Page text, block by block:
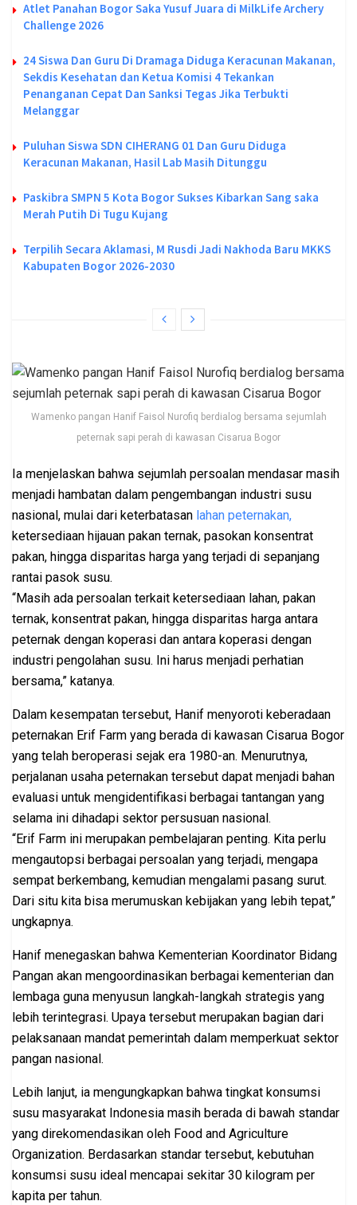
Atlet Panahan Bogor Saka Yusuf Juara di MilkLife Archery
Challenge 2026
24 Siswa Dan Guru Di Dramaga Diduga Keracunan Makanan,
Sekdis Kesehatan dan Ketua Komisi 4 Tekankan
Penanganan Cepat Dan Sanksi Tegas Jika Terbukti
Melanggar
Puluhan Siswa SDN CIHERANG 01 Dan Guru Diduga
Keracunan Makanan, Hasil Lab Masih Ditunggu
Paskibra SMPN 5 Kota Bogor Sukses Kibarkan Sang saka
Merah Putih Di Tugu Kujang
Terpilih Secara Aklamasi, M Rusdi Jadi Nakhoda Baru MKKS
Kabupaten Bogor 2026-2030
Wamenko pangan Hanif Faisol Nurofiq berdialog bersama sejumlah
peternak sapi perah di kawasan Cisarua Bogor
Ia menjelaskan bahwa sejumlah persoalan mendasar masih
menjadi hambatan dalam pengembangan industri susu
nasional, mulai dari keterbatasan lahan peternakan,
ketersediaan hijauan pakan ternak, pasokan konsentrat
pakan, hingga disparitas harga yang terjadi di sepanjang
rantai pasok susu.
“Masih ada persoalan terkait ketersediaan lahan, pakan
ternak, konsentrat pakan, hingga disparitas harga antara
peternak dengan koperasi dan antara koperasi dengan
industri pengolahan susu. Ini harus menjadi perhatian
bersama,” katanya.
Dalam kesempatan tersebut, Hanif menyoroti keberadaan
peternakan Erif Farm yang berada di kawasan Cisarua Bogor
yang telah beroperasi sejak era 1980-an. Menurutnya,
perjalanan usaha peternakan tersebut dapat menjadi bahan
evaluasi untuk mengidentifikasi berbagai tantangan yang
selama ini dihadapi sektor persusuan nasional.
“Erif Farm ini merupakan pembelajaran penting. Kita perlu
mengautopsi berbagai persoalan yang terjadi, mengapa
sempat berkembang, kemudian mengalami pasang surut.
Dari situ kita bisa merumuskan kebijakan yang lebih tepat,”
ungkapnya.
Hanif menegaskan bahwa Kementerian Koordinator Bidang
Pangan akan mengoordinasikan berbagai kementerian dan
lembaga guna menyusun langkah-langkah strategis yang
lebih terintegrasi. Upaya tersebut merupakan bagian dari
pelaksanaan mandat pemerintah dalam memperkuat sektor
pangan nasional.
Lebih lanjut, ia mengungkapkan bahwa tingkat konsumsi
susu masyarakat Indonesia masih berada di bawah standar
yang direkomendasikan oleh Food and Agriculture
Organization. Berdasarkan standar tersebut, kebutuhan
konsumsi susu ideal mencapai sekitar 30 kilogram per
kapita per tahun.